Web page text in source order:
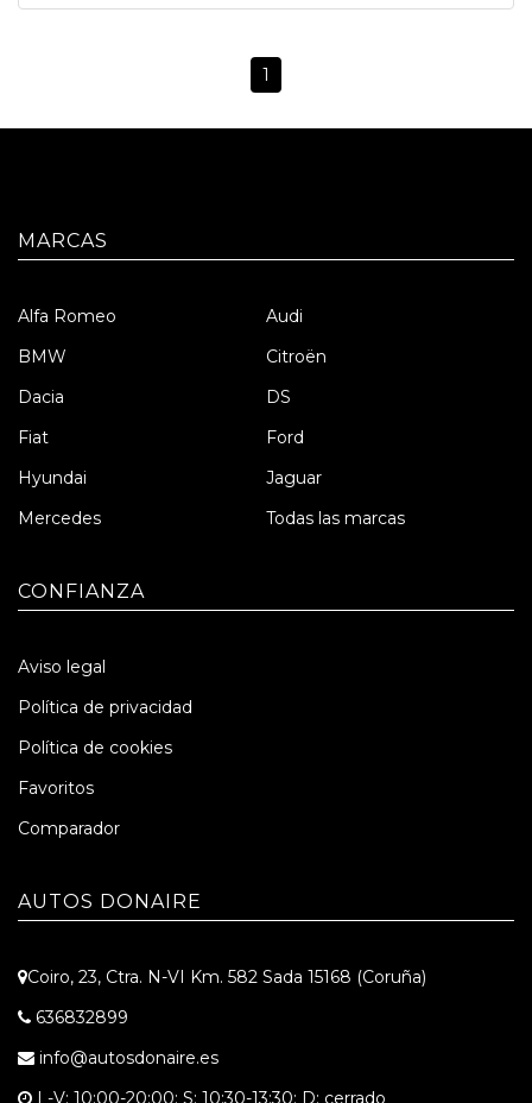
1
MARCAS
Alfa Romeo
Audi
BMW
Citroën
Dacia
DS
Fiat
Ford
Hyundai
Jaguar
Mercedes
Todas las marcas
CONFIANZA
Aviso legal
Política de privacidad
Política de cookies
Favoritos
Comparador
AUTOS DONAIRE
Coiro, 23, Ctra. N-VI Km. 582 Sada 15168 (Coruña)
636832899
info@autosdonaire.es
L-V: 10:00-20:00; S: 10:30-13:30; D: cerrado